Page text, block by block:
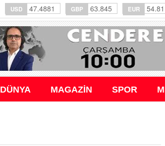
USD 47.4881 GBP 63.845 EUR 54.81
DÜNYA MAGAZİN SPOR